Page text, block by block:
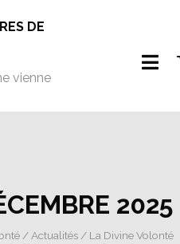
DE
vienne
2025
/ Actualités/ La Divine Volonté